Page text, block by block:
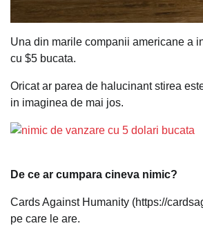
Una din marile companii americane a
cu $5 bucata.
Oricat ar parea de halucinant stirea
in imaginea de mai jos.
De ce ar cumpara cineva nimic?
Cards Against Humanity (https://
pe care le are.